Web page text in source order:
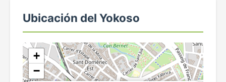
Ubicación del Yokoso
+
−